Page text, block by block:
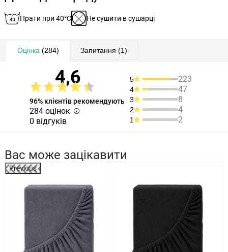
Прати при 40°C Не сушити в сушарці
Оцінка (284) Запитання (1)
4,6
96% клієнтів рекомендують
284 оцінок
0 відгуків
5 223
4 47
3 8
2 4
1 2
Вас може зацікавити
Previous